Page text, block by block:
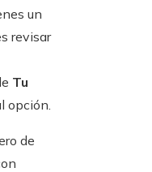
un
revisar
Tu
opción.
de